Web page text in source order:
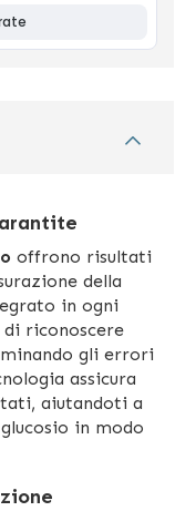
offrono risultati
della
in ogni
riconoscere
gli errori
assicura
aiutandoti a
in modo